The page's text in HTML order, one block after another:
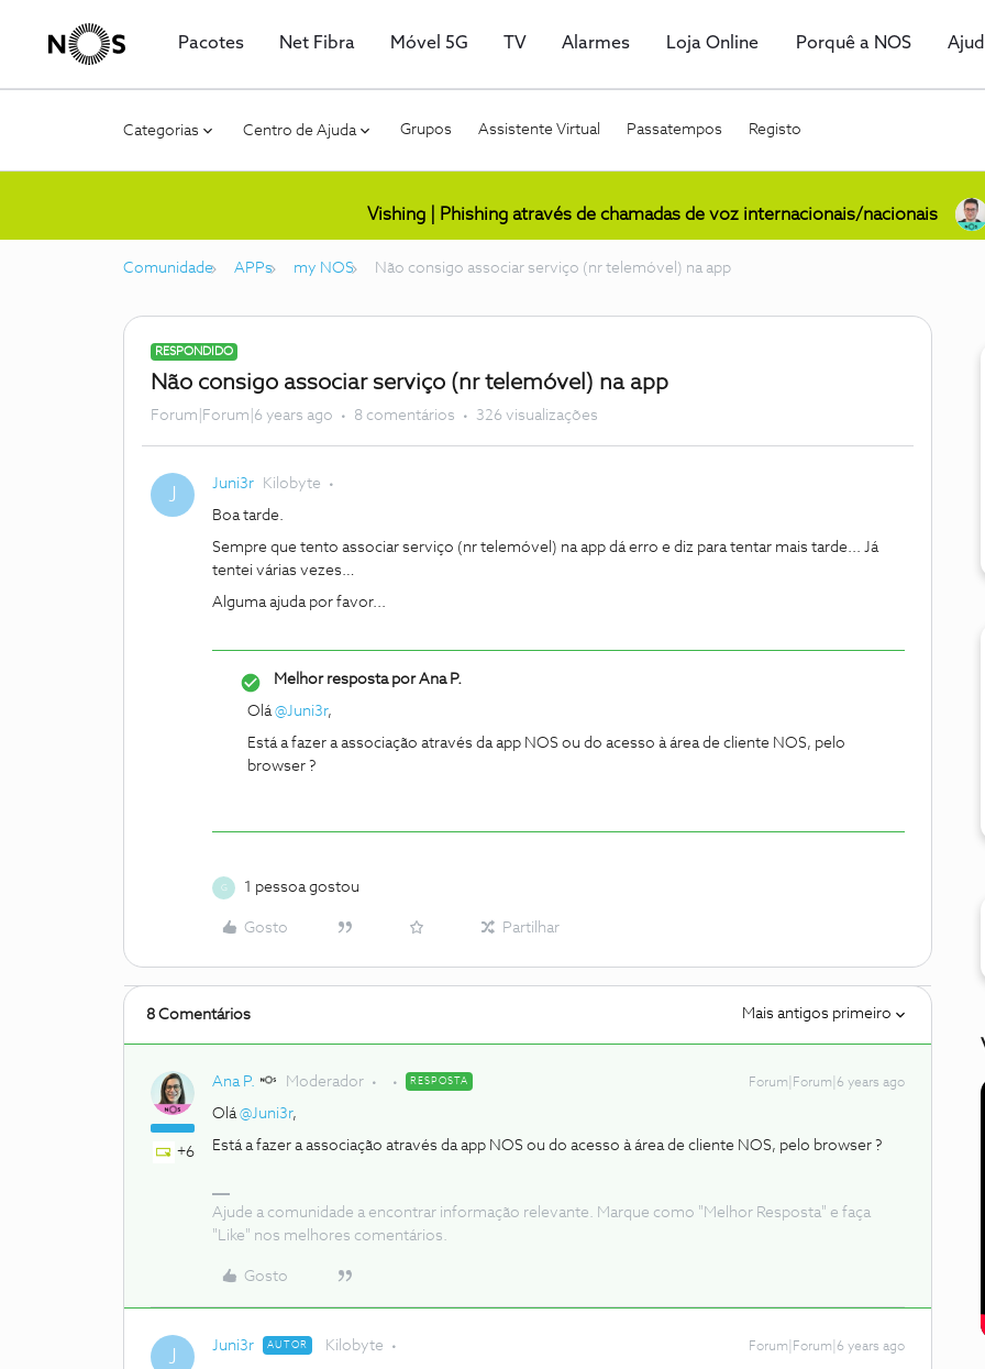
Pacotes Net Fibra Móvel 5G TV Alarmes Loja Online Porquê a NOS
Categorias Centro de Ajuda Grupos Assistente Virtual Passatempos Registo
Vishing | Phishing através de chamadas de voz internacionais/nacionais
Comunidade APPs my NOS Não consigo associar serviço (nr telemóvel) na app
RESPONDIDO
Não consigo associar serviço (nr telemóvel) na app
Forum|Forum|6 years ago 8 comentários 326 visualizações
J Juni3r Kilobyte
Boa tarde.
Sempre que tento associar serviço (nr telemóvel) na app dá erro e diz para tentar mais tarde... Já
tentei várias vezes…
Alguma ajuda por favor...
Melhor resposta porAna P.
Olá@Juni3r,
Está a fazer a associação através da app NOS ou do acesso à área de cliente NOS, pelo
browser ?
G 1 pessoa gostou
Gosto Partilhar
8 Comentários Mais antigos primeiro
+6
Ana P. Moderador RESPOSTA Forum|Forum|6 years ago
Olá@Juni3r,
Está a fazer a associação através da app NOS ou do acesso à área de cliente NOS, pelo browser ?
Ajude a comunidade a encontrar informação relevante. Marque como "Melhor Resposta" e faça
"Like" nos melhores comentários.
Gosto
J Juni3r AUTOR Kilobyte Forum|Forum|6 years ago